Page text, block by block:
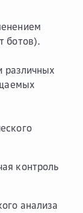
ботов).
различных
контроль
анализа